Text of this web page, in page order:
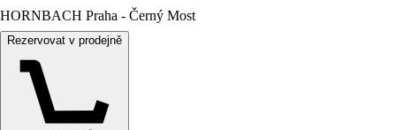
HORNBACH Praha - Černý Most
Rezervovat v prodejně